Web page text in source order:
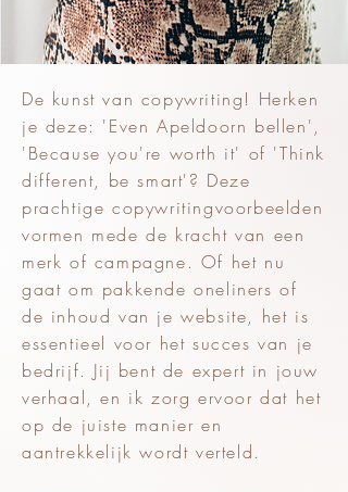
De kunst van copywriting! Herken
je deze: 'Even Apeldoorn bellen',
'Because you're worth it' of 'Think
different, be smart'? Deze
prachtige copywritingvoorbeelden
vormen mede de kracht van een
merk of campagne. Of het nu
gaat om pakkende oneliners of
de inhoud van je website, het is
essentieel voor het succes van je
bedrijf. Jij bent de expert in jouw
verhaal, en ik zorg ervoor dat het
op de juiste manier en
aantrekkelijk wordt verteld.